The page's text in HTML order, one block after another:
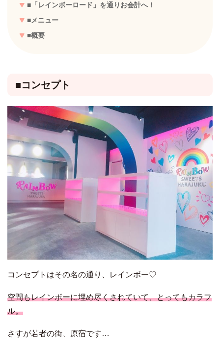
■「レインボーロード」を通りお会計へ！
■メニュー
■概要
■コンセプト
コンセプトはその名の通り、レインボー♡
空間もレインボーに埋め尽くされていて、とってもカラフ
ル。
さすが若者の街、原宿です…